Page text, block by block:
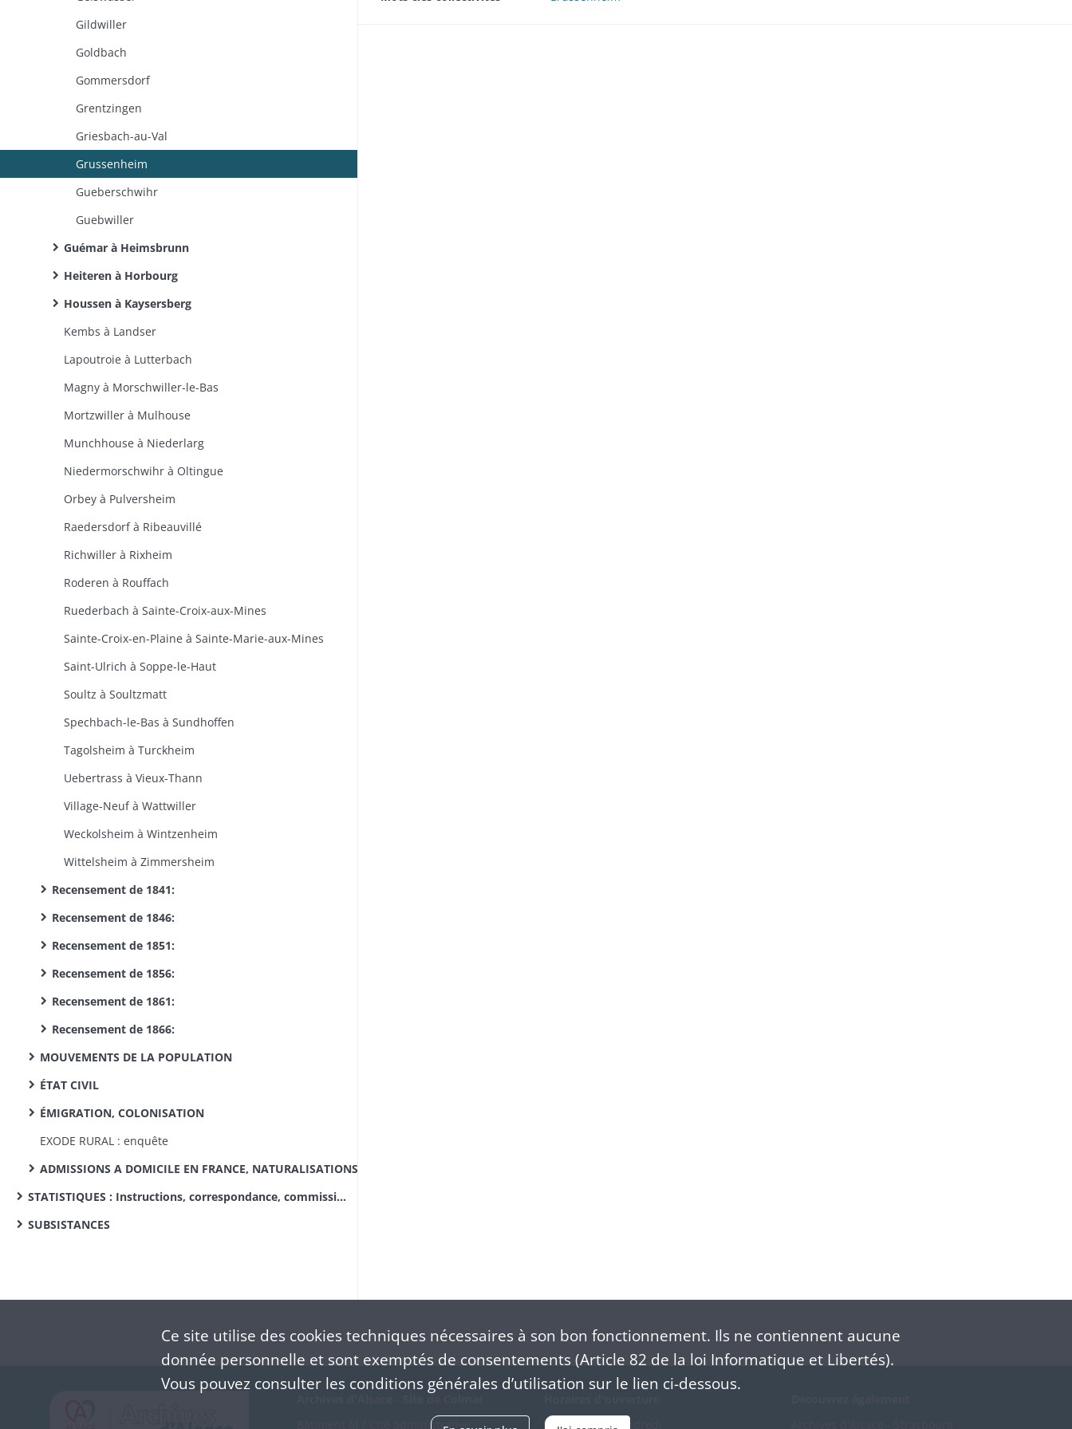
Gildwiller
Goldbach
Gommersdorf
Grentzingen
Griesbach-au-Val
Grussenheim
Gueberschwihr
Guebwiller
Guémar à Heimsbrunn
Heiteren à Horbourg
Houssen à Kaysersberg
Kembs à Landser
Lapoutroie à Lutterbach
Magny à Morschwiller-le-Bas
Mortzwiller à Mulhouse
Munchhouse à Niederlarg
Niedermorschwihr à Oltingue
Orbey à Pulversheim
Raedersdorf à Ribeauvillé
Richwiller à Rixheim
Roderen à Rouffach
Ruederbach à Sainte-Croix-aux-Mines
Sainte-Croix-en-Plaine à Sainte-Marie-aux-Mines
Saint-Ulrich à Soppe-le-Haut
Soultz à Soultzmatt
Spechbach-le-Bas à Sundhoffen
Tagolsheim à Turckheim
Uebertrass à Vieux-Thann
Village-Neuf à Wattwiller
Weckolsheim à Wintzenheim
Wittelsheim à Zimmersheim
Recensement de 1841:
Recensement de 1846:
Recensement de 1851:
Recensement de 1856:
Recensement de 1861:
Recensement de 1866:
MOUVEMENTS DE LA POPULATION
ÉTAT CIVIL
ÉMIGRATION, COLONISATION
EXODE RURAL : enquête
ADMISSIONS A DOMICILE EN FRANCE, NATURALISATIONS
STATISTIQUES : Instructions, correspondance, commissions de statistique cantonale, enquêtes sur des sujets divers
SUBSISTANCES
Bâtiment M / Cité administrative
Du mardi au vendredi
Ce site utilise des cookiestechniques nécessaires à son bon fonctionnement. Ils ne contiennent aucune
donnée personnelle et sont exemptés de consentements (Article 82 de la loi Informatique et Libertés).
Vous pouvez consulter les conditions générales d’utilisation sur le lien ci-dessous.